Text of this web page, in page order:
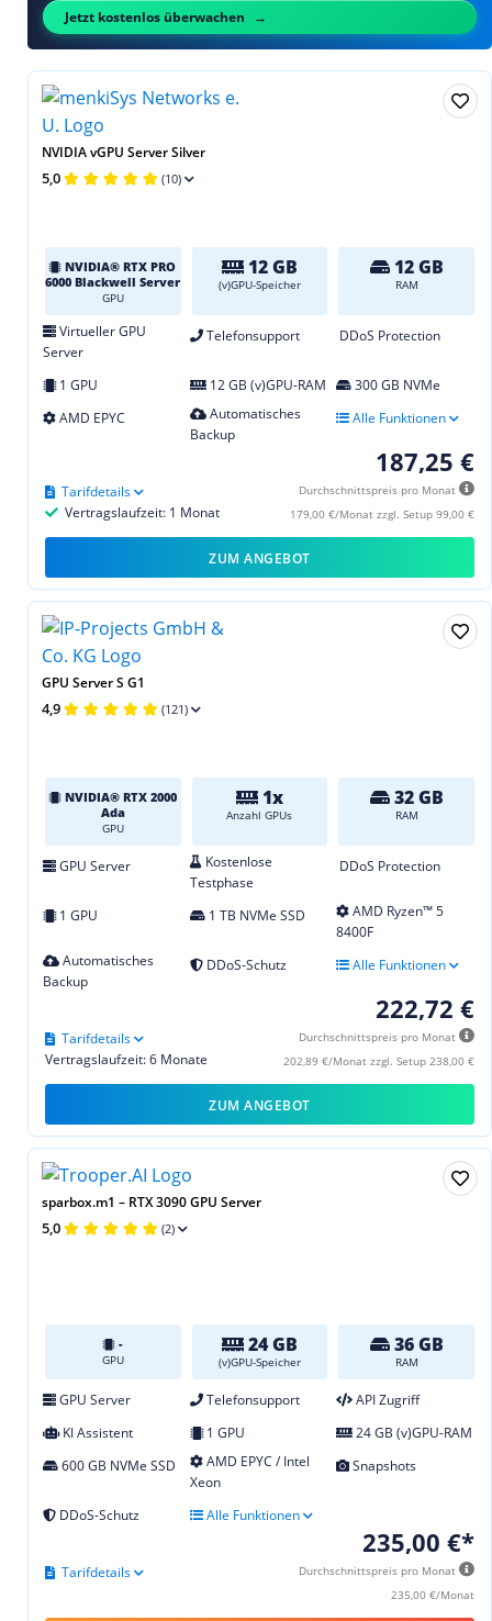
Jetzt kostenlos überwachen
NVIDIA vGPU Server Silver
5,0 (10)
NVIDIA® RTX PRO
6000 Blackwell Server
GPU
12 GB
(v)GPU-Speicher
12 GB
RAM
Virtueller GPU
Server
Telefonsupport DDoS Protection
1 GPU 12 GB (v)GPU-RAM
300 GB NVMe
AMD EPYC
Automatisches
Backup
Alle Funktionen
187,25 €
Durchschnittspreis pro Monat
179,00 €/Monat zzgl. Setup 99,00 €
Vertragslaufzeit: 1 Monat
Tarifdetails
ZUM ANGEBOT
GPU Server S G1
4,9 (121)
NVIDIA® RTX 2000
Ada
GPU
1x
Anzahl GPUs
32 GB
RAM
GPU Server
Kostenlose
Testphase
DDoS Protection
1 GPU 1 TB NVMe SSD
AMD Ryzen™ 5
8400F
Automatisches
Backup
DDoS-Schutz Alle Funktionen
222,72 €
Durchschnittspreis pro Monat
202,89 €/Monat zzgl. Setup 238,00 €
Vertragslaufzeit: 6 Monate
Tarifdetails
ZUM ANGEBOT
sparbox.m1 – RTX 3090 GPU Server
5,0 (2)
-
GPU
24 GB
(v)GPU-Speicher
36 GB
RAM
GPU Server Telefonsupport
API Zugriff
KI Assistent
1 GPU
24 GB (v)GPU-RAM
600 GB NVMe SSD
AMD EPYC / Intel
Xeon
Snapshots
DDoS-Schutz Alle Funktionen
235,00 €*
Durchschnittspreis pro Monat
235,00 €/Monat
Tarifdetails